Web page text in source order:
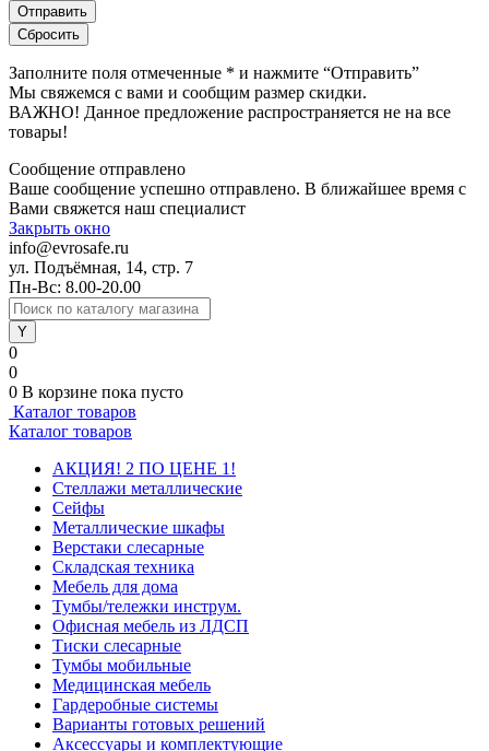
Заполните поля отмеченные * и нажмите “Отправить”
Мы свяжемся с вами и сообщим размер скидки.
ВАЖНО! Данное предложение распространяется не на все
товары!
Сообщение отправлено
Ваше сообщение успешно отправлено. В ближайшее время с
Вами свяжется наш специалист
Закрыть окно
info@evrosafe.ru
ул. Подъёмная, 14, стр. 7
Пн-Вс: 8.00-20.00
0
0
0 В корзине пока пусто
Каталог товаров
Каталог товаров
АКЦИЯ! 2 ПО ЦЕНЕ 1!
Стеллажи металлические
Сейфы
Металлические шкафы
Верстаки слесарные
Складская техника
Мебель для дома
Тумбы/тележки инструм.
Офисная мебель из ЛДСП
Тиски слесарные
Тумбы мобильные
Медицинская мебель
Гардеробные системы
Варианты готовых решений
Аксессуары и комплектующие